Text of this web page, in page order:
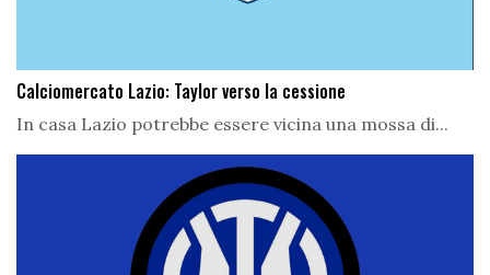
Calciomercato Lazio: Taylor verso la cessione
In casa Lazio potrebbe essere vicina una mossa di...